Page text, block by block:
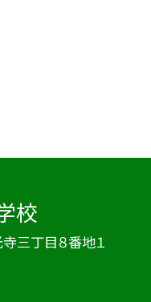
校
三丁目８番地１